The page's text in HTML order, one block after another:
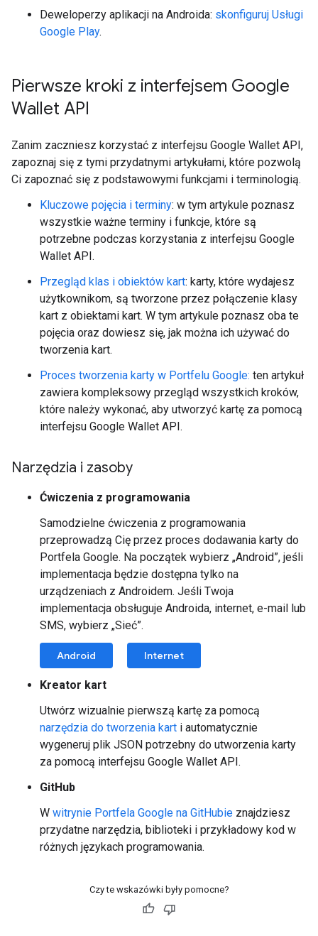
Deweloperzy aplikacji na Androida: skonfiguruj Usługi
Google Play.
Pierwsze kroki z interfejsem Google
Wallet API
Zanim zaczniesz korzystać z interfejsu Google Wallet API,
zapoznaj się z tymi przydatnymi artykułami, które pozwolą
Ci zapoznać się z podstawowymi funkcjami i terminologią.
Kluczowe pojęcia i terminy: w tym artykule poznasz
wszystkie ważne terminy i funkcje, które są
potrzebne podczas korzystania z interfejsu Google
Wallet API.
Przegląd klas i obiektów kart: karty, które wydajesz
użytkownikom, są tworzone przez połączenie klasy
kart z obiektami kart. W tym artykule poznasz oba te
pojęcia oraz dowiesz się, jak można ich używać do
tworzenia kart.
Proces tworzenia karty w Portfelu Google: ten artykuł
zawiera kompleksowy przegląd wszystkich kroków,
które należy wykonać, aby utworzyć kartę za pomocą
interfejsu Google Wallet API.
Narzędzia i zasoby
Ćwiczenia z programowania
Samodzielne ćwiczenia z programowania
przeprowadzą Cię przez proces dodawania karty do
Portfela Google. Na początek wybierz „Android”, jeśli
implementacja będzie dostępna tylko na
urządzeniach z Androidem. Jeśli Twoja
implementacja obsługuje Androida, internet, e-mail lub
SMS, wybierz „Sieć”.
Android Internet
Kreator kart
Utwórz wizualnie pierwszą kartę za pomocą
narzędzia do tworzenia kart i automatycznie
wygeneruj plik JSON potrzebny do utworzenia karty
za pomocą interfejsu Google Wallet API.
GitHub
W witrynie Portfela Google na GitHubie znajdziesz
przydatne narzędzia, biblioteki i przykładowy kod w
różnych językach programowania.
Czy te wskazówki były pomocne?